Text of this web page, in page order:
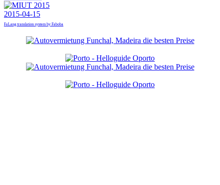
2015-04-15
FaLang translation system by Faboba